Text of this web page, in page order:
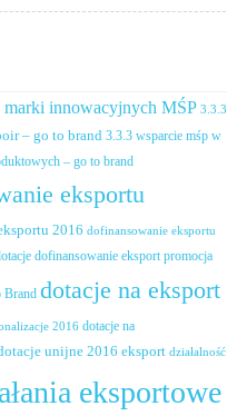
marki innowacyjnych MŚP 3.3.3
– go to brand 3.3.3 wsparcie mśp w
– go to brand
eksportu
2016 dofinansowanie eksportu
dofinansowanie eksport promocja
Brand dotacje na eksport
2016 dotacje na
unijne 2016 eksport działalność
eksportowe